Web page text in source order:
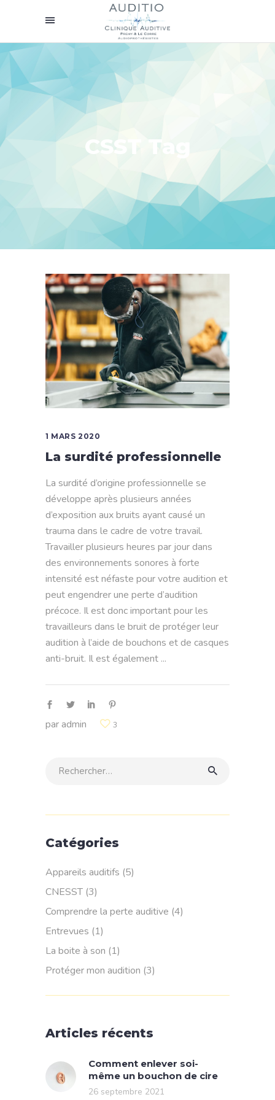
CSST Tag
1 MARS 2020
La surdité professionnelle
La surdité d’origine professionnelle se
développe après plusieurs années
d’exposition aux bruits ayant causé un
trauma dans le cadre de votre travail.
Travailler plusieurs heures par jour dans
des environnements sonores à forte
intensité est néfaste pour votre audition et
peut engendrer une perte d’audition
précoce. Il est donc important pour les
travailleurs dans le bruit de protéger leur
audition à l’aide de bouchons et de casques
anti-bruit. Il est également
paradmin 3
Rechercher:
Catégories
Appareils auditifs (5)
CNESST (3)
Comprendre la perte auditive (4)
Entrevues (1)
La boite à son (1)
Protéger mon audition (3)
Articles récents
Comment enlever soi-
même un bouchon de cire
26 septembre 2021